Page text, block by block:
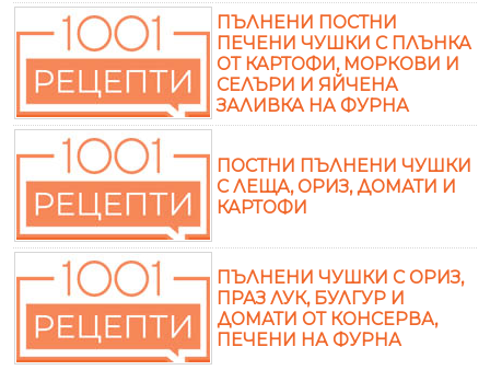
ПЪЛНЕНИ ПОСТНИ
ПЕЧЕНИ ЧУШКИ С ПЛЪНКА
ОТ КАРТОФИ, МОРКОВИ И
СЕЛЪРИ И ЯЙЧЕНА
ЗАЛИВКА НА ФУРНА
ПОСТНИ ПЪЛНЕНИ ЧУШКИ
С ЛЕЩА, ОРИЗ, ДОМАТИ И
КАРТОФИ
ПЪЛНЕНИ ЧУШКИ С ОРИЗ,
ПРАЗ ЛУК, БУЛГУР И
ДОМАТИ ОТ КОНСЕРВА,
ПЕЧЕНИ НА ФУРНА